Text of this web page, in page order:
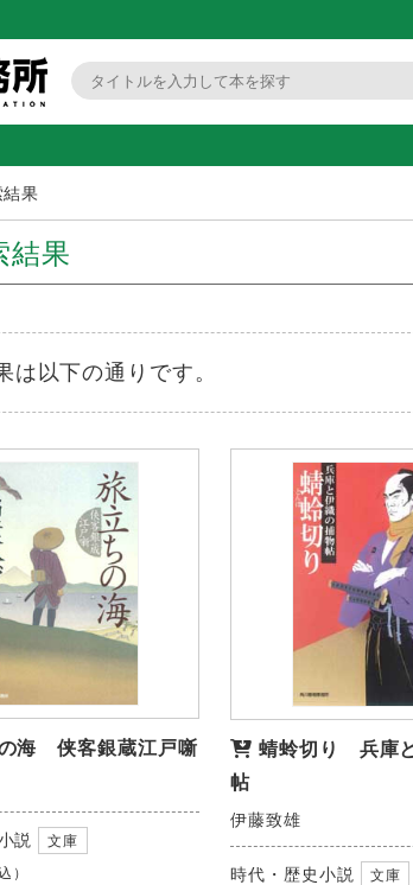
結果
結果
は以下の通りです。
海 侠客銀蔵江戸噺
説 文庫
）
蜻蛉切り 兵庫
帖
伊藤致雄
時代・歴史小説 文庫